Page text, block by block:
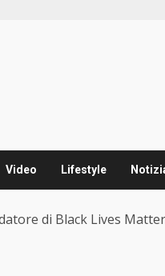
Video Lifestyle
di Black Lives